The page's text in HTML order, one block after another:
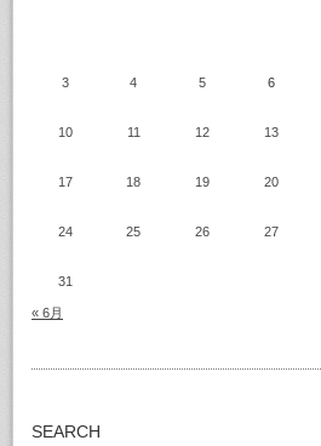
3 4 5 6
10 11 12 13
17 18 19 20
24 25 26 27
31
« 6月
SEARCH